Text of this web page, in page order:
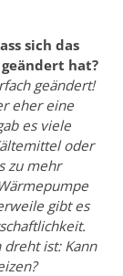
sich das
hat?
geändert!
eher eine
es viele
oder
zu mehr
gibt es
dreht ist: Kann